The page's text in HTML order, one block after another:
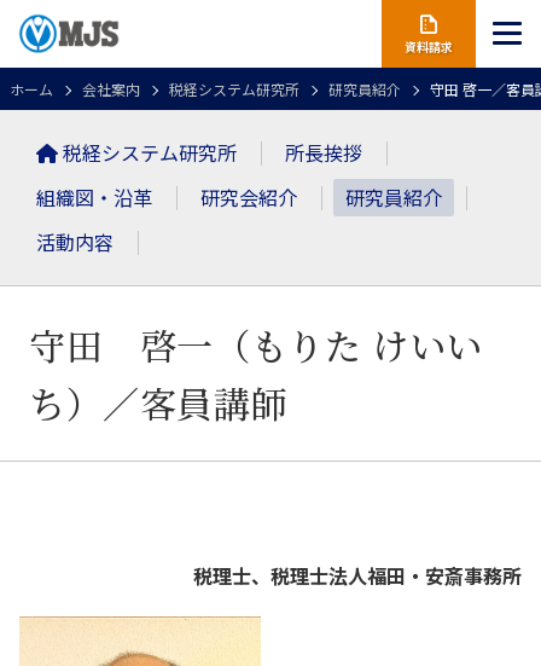
資料請求
ホーム 会社案内 税経システム研究所 研究員紹介 守田 啓一／客員
税経システム研究所
所長挨拶
組織図・沿革
研究会紹介
研究員紹介
活動内容
守田 啓一（もりた けいい
ち） ／客員講師
税理士、税理士法人福田・安斎事務所